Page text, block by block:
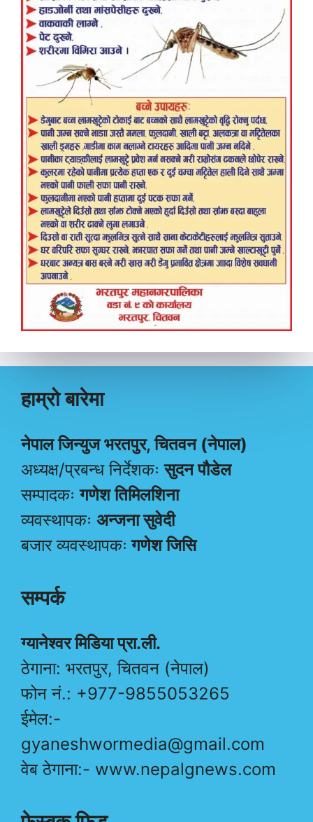
हाम्रो बारेमा
नेपाल जिन्युज भरतपुर, चितवन (नेपाल)
अध्यक्ष/प्रबन्ध निर्देशकःसुदन पौडेल
सम्पादकःगणेश तिमिलशिना
व्यवस्थापकः अन्जना सुवेदी
बजार व्यवस्थापकः गणेश जिसि
सम्पर्क
ग्यानेश्वर मिडिया प्रा.ली.
ठेगाना: भरतपुर, चितवन (नेपाल)
फोन नं.: +977-9855053265
ईमेल:-
gyaneshwormedia@gmail.com
वेब ठेगाना:- www.nepalgnews.com